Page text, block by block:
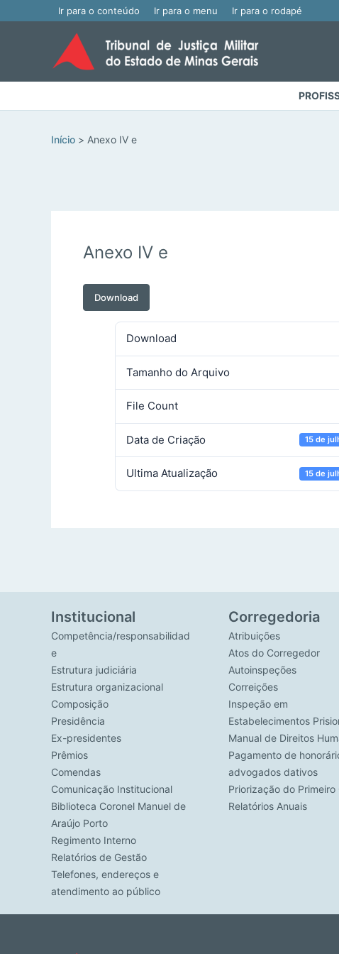
Ir para o conteúdo Ir para o menu Ir para o rodapé
Início Anexo IV e
Anexo IV e
Download
Download
Tamanho do Arquivo
File Count
Data de Criação 15 de
Ultima Atualização 15 de
Institucional
Competência/responsabilidad
e
Estrutura judiciária
Estrutura organizacional
Composição
Presidência
Ex-presidentes
Prêmios
Comendas
Comunicação Institucional
Biblioteca Coronel Manuel de
Araújo Porto
Regimento Interno
Relatórios de Gestão
Telefones, endereços e
atendimento ao público
Corregedoria
Atribuições
Atos do Corregedor
Autoinspeções
Correições
Inspeção em
Estabelecimentos
Manual de Direitos
Pagamento de
advogados dativos
Priorização do Primeiro
Relatórios Anuais